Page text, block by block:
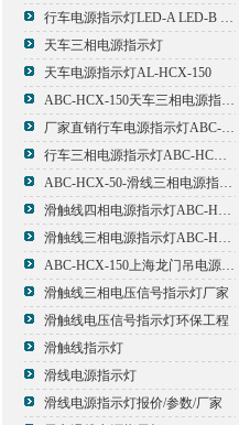
行车电源指示灯LED-A LED-B LED-C
天车三相电源指示灯
天车电源指示灯AL-HCX-150
ABC-HCX-150天车三相电源指示灯出厂价格
厂家直销行车电源指示灯ABC-HCX-150
行车三相电源指示灯ABC-HCX-150
ABC-HCX-50-滑线三相电源指示灯厂家
滑触线四相电源指示灯ABC-HCX-100/4
滑触线三相电源指示灯ABC-HCX-100
ABC-HCX-150上海龙门吊电源指示灯
滑触线三相电压信号指示灯厂家
滑触线电压信号指示灯环保工程
滑触线指示灯
滑线电源指示灯
滑线电源指示灯报价/参数/厂家